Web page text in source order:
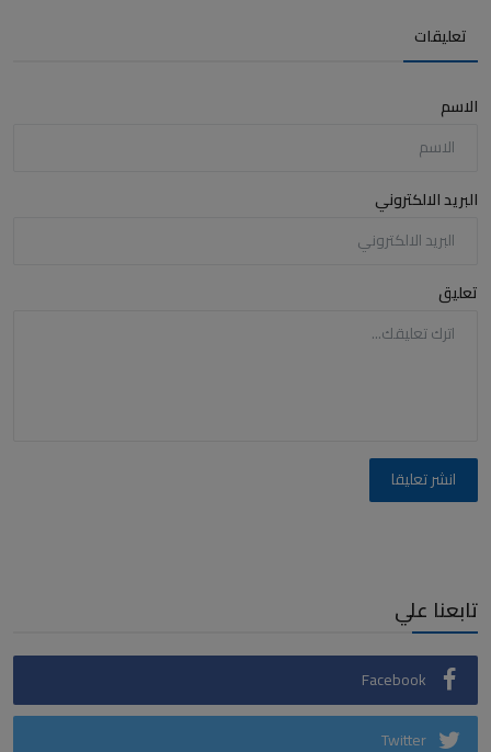
تعليقات
الاسم
البريد الالكتروني
تعليق
انشر تعليقا
تابعنا علي
Facebook
Twitter